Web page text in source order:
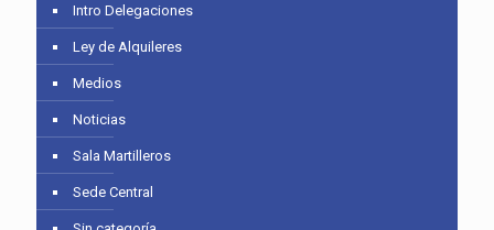
Intro Delegaciones
Ley de Alquileres
Medios
Noticias
Sala Martilleros
Sede Central